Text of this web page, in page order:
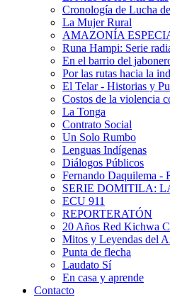
Cronología de Lucha
La Mujer Rural
AMAZONÍA
Runa Hampi: Serie
En el barrio del
Por las rutas hacia la
El Telar - Historias y
Costos de la violencia
La Tonga
Contrato Social
Un Solo Rumbo
Lenguas Indígenas
Diálogos Públicos
Fernando Daquilema -
SERIE DOMITILA:
ECU 911
REPORTERATÓN
20 Años Red Kichwa
Mitos y Leyendas del
Punta de flecha
Laudato Sí
En casa y aprende
Contacto